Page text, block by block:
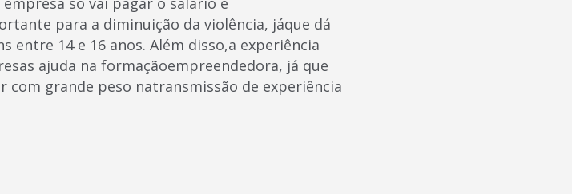
para a diminuição da violência, jáque dá
entre 14 e 16 anos. Além disso,a experiência
ajuda na formaçãoempreendedora, já que
grande peso natransmissão de experiência